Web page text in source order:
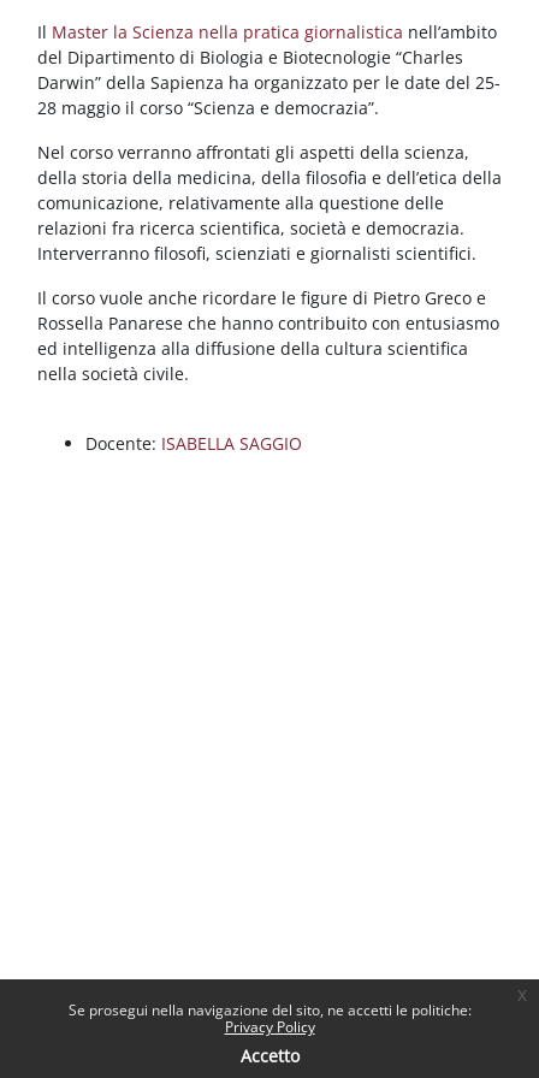
Se prosegui nella navigazione del sito, ne accetti le politiche:
Privacy Policy
Accetto
x
Il Master la Scienza nella pratica giornalistica nell’ambito
del Dipartimento di Biologia e Biotecnologie “Charles
Darwin” della Sapienza ha organizzato per le date del 25-
28 maggio il corso “Scienza e democrazia”.
Nel corso verranno affrontati gli aspetti della scienza,
della storia della medicina, della filosofia e dell’etica della
comunicazione, relativamente alla questione delle
relazioni fra ricerca scientifica, società e democrazia.
Interverranno filosofi, scienziati e giornalisti scientifici.
Il corso vuole anche ricordare le figure di Pietro Greco e
Rossella Panarese che hanno contribuito con entusiasmo
ed intelligenza alla diffusione della cultura scientifica
nella società civile.
Docente: ISABELLA SAGGIO